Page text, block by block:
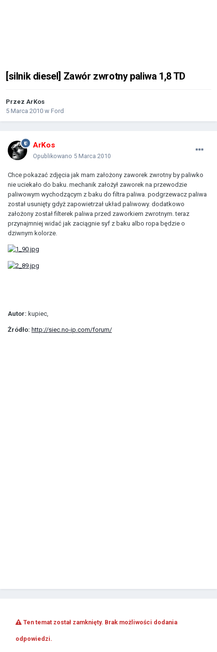
[silnik diesel] Zawór zwrotny paliwa 1,8 TD
Przez ArKos
5 Marca 2010 w Ford
ArKos
Opublikowano 5 Marca 2010
Chce pokazać zdjęcia jak mam założony zaworek zwrotny by paliwko
nie uciekało do baku. mechanik założył zaworek na przewodzie
paliwowym wychodzącym z baku do filtra paliwa. podgrzewacz paliwa
został usunięty gdyż zapowietrzał układ paliwowy. dodatkowo
założony został filterek paliwa przed zaworkiem zwrotnym. teraz
przynajmniej widać jak zaciągnie syf z baku albo ropa będzie o
dziwnym kolorze.
Autor: kupiec,
Żródło: http://siec.no-ip.com/forum/
Ten temat został zamknięty. Brak możliwości dodania
odpowiedzi.